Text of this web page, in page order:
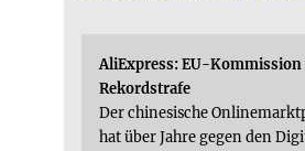
AliExpress: EU-Kommission
Rekordstrafe
Der chinesische
hat über Jahre gegen den